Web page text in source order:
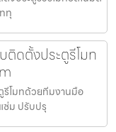
ทุ
ติดตั้งประตูรีโมท
รีโมทด้วยทีมงานมือ
ซ่ม ปรับปรุ